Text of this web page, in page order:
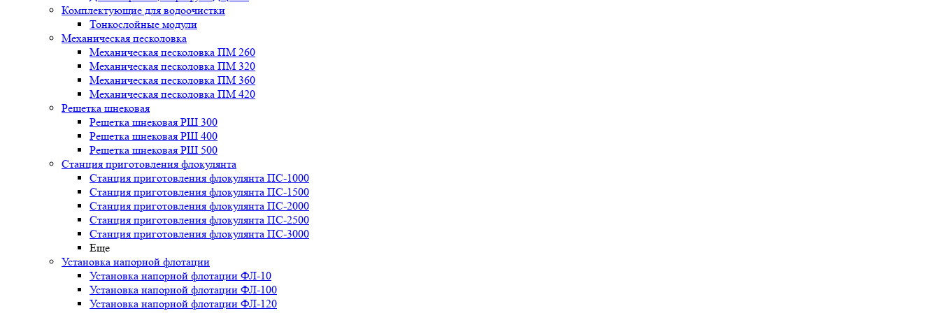
Комплектующие для водоочистки
Тонкослойные модули
Механическая песколовка
Механическая песколовка ПM 260
Механическая песколовка ПM 320
Механическая песколовка ПM 360
Механическая песколовка ПM 420
Решетка шнековая
Решетка шнековая РШ 300
Решетка шнековая РШ 400
Решетка шнековая РШ 500
Станция приготовления флокулянта
Станция приготовления флокулянта ПС-1000
Станция приготовления флокулянта ПС-1500
Станция приготовления флокулянта ПС-2000
Станция приготовления флокулянта ПС-2500
Станция приготовления флокулянта ПС-3000
Еще
Установка напорной флотации
Установка напорной флотации ФЛ-10
Установка напорной флотации ФЛ-100
Установка напорной флотации ФЛ-120